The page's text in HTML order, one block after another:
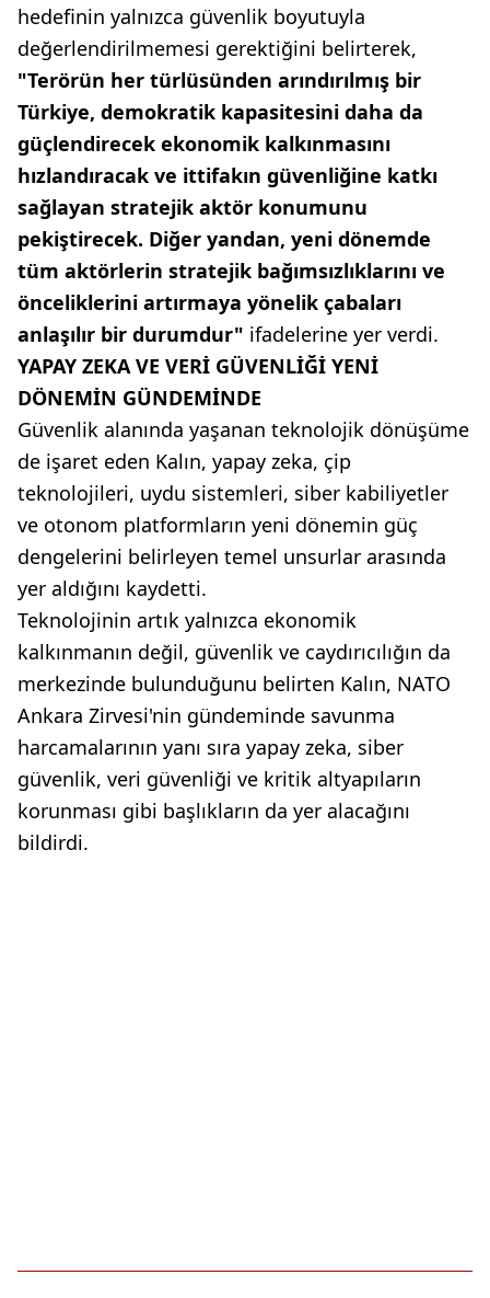
hedefinin yalnızca güvenlik boyutuyla
değerlendirilmemesi gerektiğini belirterek,
"Terörün her türlüsünden arındırılmış bir
Türkiye, demokratik kapasitesini daha da
güçlendirecek ekonomik kalkınmasını
hızlandıracak ve ittifakın güvenliğine katkı
sağlayan stratejik aktör konumunu
pekiştirecek. Diğer yandan, yeni dönemde
tüm aktörlerin stratejik bağımsızlıklarını ve
önceliklerini artırmaya yönelik çabaları
anlaşılır bir durumdur" ifadelerine yer verdi.
YAPAY ZEKA VE VERİ GÜVENLİĞİ YENİ
DÖNEMİN GÜNDEMİNDE
Güvenlik alanında yaşanan teknolojik dönüşüme
de işaret eden Kalın, yapay zeka, çip
teknolojileri, uydu sistemleri, siber kabiliyetler
ve otonom platformların yeni dönemin güç
dengelerini belirleyen temel unsurlar arasında
yer aldığını kaydetti.
Teknolojinin artık yalnızca ekonomik
kalkınmanın değil, güvenlik ve caydırıcılığın da
merkezinde bulunduğunu belirten Kalın, NATO
Ankara Zirvesi'nin gündeminde savunma
harcamalarının yanı sıra yapay zeka, siber
güvenlik, veri güvenliği ve kritik altyapıların
korunması gibi başlıkların da yer alacağını
bildirdi.